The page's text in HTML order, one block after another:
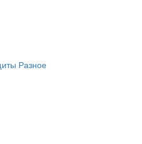
Разное